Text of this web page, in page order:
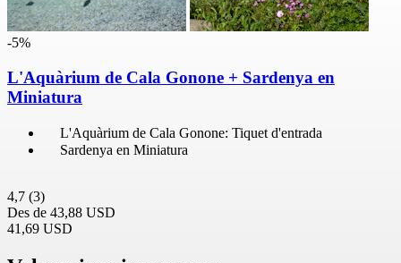
-5%
L'Aquàrium de Cala Gonone + Sardenya en
Miniatura
L'Aquàrium de Cala Gonone: Tiquet d'entrada
Sardenya en Miniatura
4,7 (3)
Des de 43,88 USD
41,69 USD